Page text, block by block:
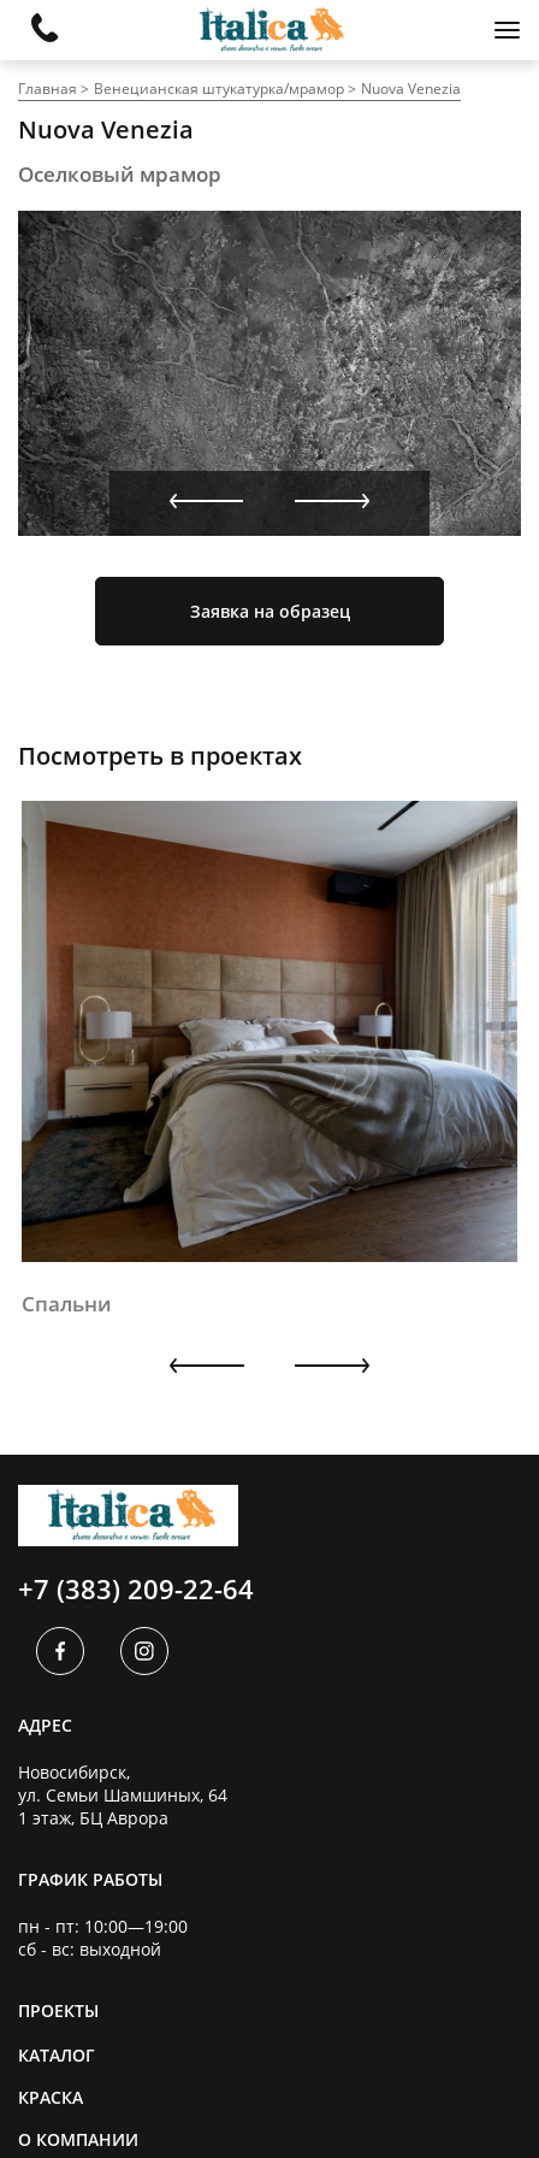
Главная Венецианская штукатурка/мрамор Nuova Venezia
Nuova Venezia
Оселковый мрамор
Заявка на образец
Посмотреть в проектах
Спальни
+7 (383) 209-22-64
АДРЕС
Новосибирск,
ул. ​Семьи Шамшиных, 64​
1 этаж, БЦ Аврора
ГРАФИК РАБОТЫ
пн - пт: 10:00—19:00
сб - вс: выходной
ПРОЕКТЫ
КАТАЛОГ
КРАСКА
О КОМПАНИИ